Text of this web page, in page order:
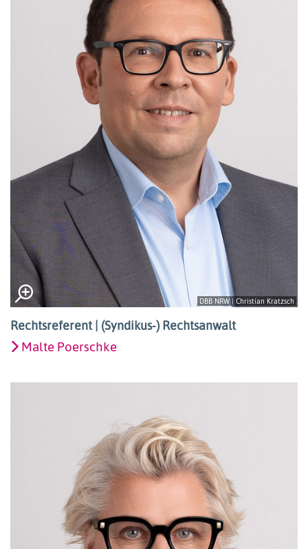
DBB NRW | Christian Kratzsch
Rechtsreferent | (Syndikus-) Rechtsanwalt
Malte Poerschke